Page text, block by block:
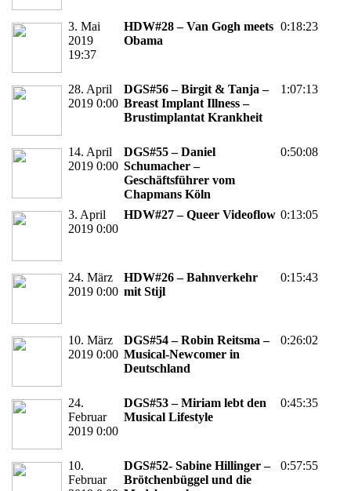
3. Mai
2019
19:37
HDW#28 – Van Gogh meets
Obama
0:18:23
28. April
2019 0:00
DGS#56 – Birgit & Tanja –
Breast Implant Illness –
Brustimplantat Krankheit
1:07:13
14. April
2019 0:00
DGS#55 – Daniel
Schumacher –
Geschäftsführer vom
Chapmans Köln
0:50:08
3. April
2019 0:00
HDW#27 – Queer Videoflow 0:13:05
24. März
2019 0:00
HDW#26 – Bahnverkehr
mit Stijl
0:15:43
10. März
2019 0:00
DGS#54 – Robin Reitsma –
Musical-Newcomer in
Deutschland
0:26:02
24.
Februar
2019 0:00
DGS#53 – Miriam lebt den
Musical Lifestyle
0:45:35
10.
Februar
DGS#52- Sabine Hillinger –
Brötchenbüggel und die
0:57:55